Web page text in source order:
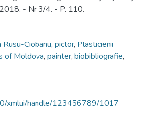
- Nr 3/4. - P. 110.
Rusu-Ciobanu, pictor, Plasticienii
of Moldova, painter, biobibliografie,
xmlui/handle/123456789/1017